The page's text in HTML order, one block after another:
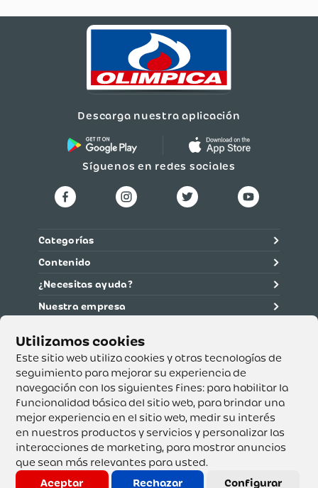
Este sitio web utiliza cookies y otras tecnologías de
seguimiento para mejorar su experiencia de
navegación con los siguientes fines: para habilitar la
funcionalidad básica del sitio web, para brindar una
mejor experiencia en el sitio web, medir su interés
en nuestros productos y servicios y personalizar las
interacciones de marketing, para mostrar anuncios
que sean más relevantes para usted.
Aceptar
Rechazar Configurar
Descarga nuestra aplicación
Síguenos en redes sociales
Categorías
Contenido
¿Necesitas ayuda?
Nuestra empresa
Supertiendas y Drogería Olímpica S.A. - Nit 890.107.487 -
Dirección de notificación: Calle 53 No. 46-192 local 3-01
Teléfono: 3232540999 - Correo:
servicioalcliente@olimpica.com.co
Copyright o Actualización 2023 OLÍMPICA S.A. Derechos
Reservados.